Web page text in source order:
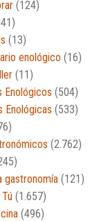
(124)
(13)
enológico (16)
(11)
Enológicos (504)
Enológicas (533)
(2.762)
gastronomía (121)
(1.657)
(496)